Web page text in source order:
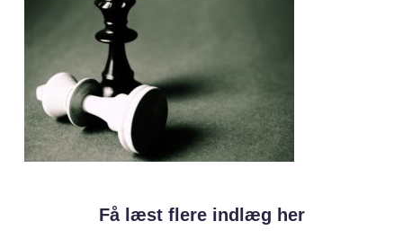
Få læst flere indlæg her